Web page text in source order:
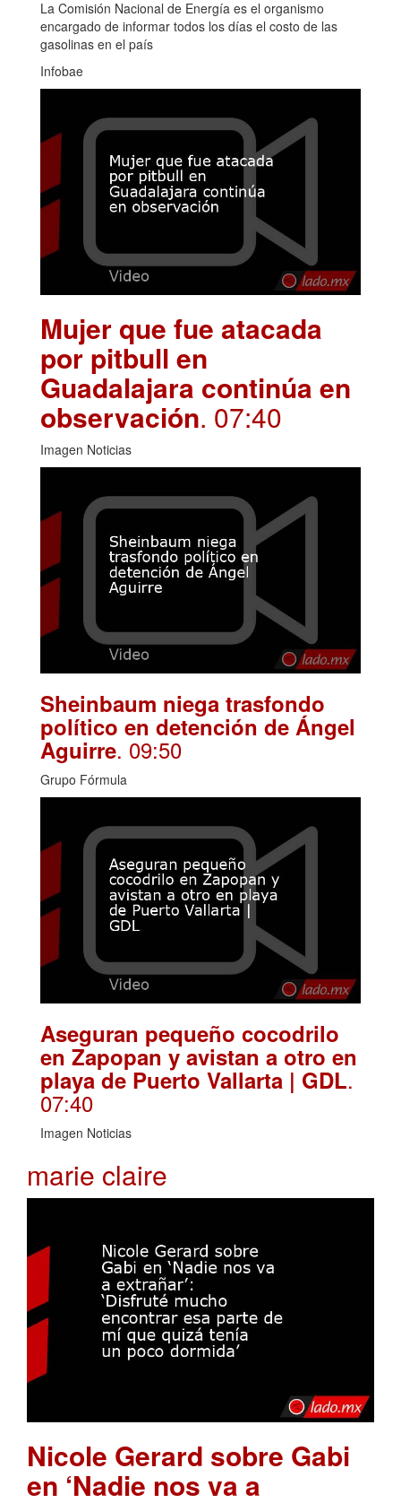
La Comisión Nacional de Energía es el organismo
encargado de informar todos los días el costo de las
gasolinas en el país
Infobae
Mujer que fue atacada
por pitbull en
Guadalajara continúa en
observación. 07:40
Imagen Noticias
Sheinbaum niega trasfondo
político en detención de Ángel
Aguirre. 09:50
Grupo Fórmula
Aseguran pequeño cocodrilo
en Zapopan y avistan a otro en
playa de Puerto Vallarta | GDL.
07:40
Imagen Noticias
marie claire
Nicole Gerard sobre Gabi
en ‘Nadie nos va a